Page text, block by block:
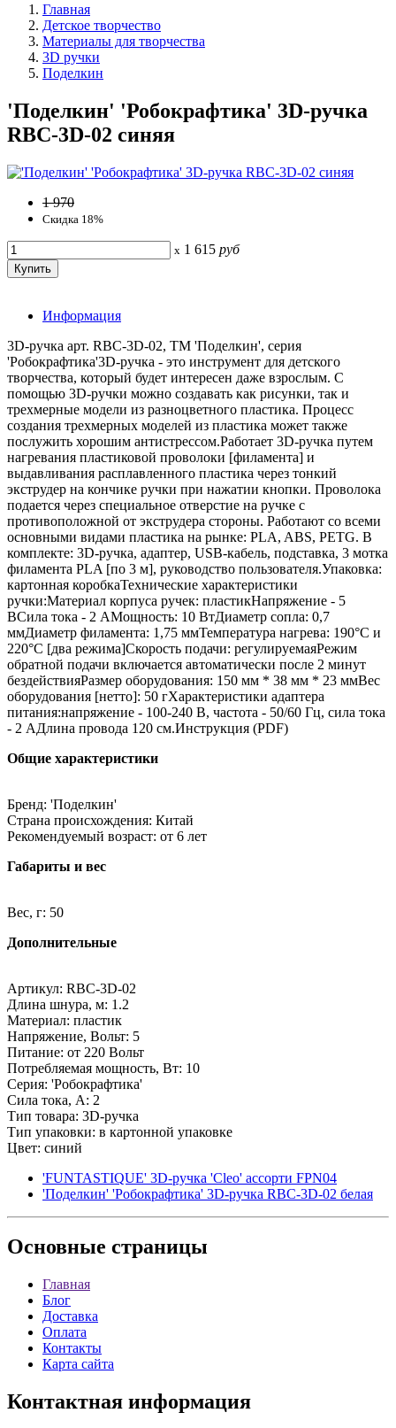
Главная
Детское творчество
Материалы для творчества
3D ручки
Поделкин
'Поделкин' 'Робокрафтика' 3D-ручка
RBC-3D-02 синяя
1 970
Скидка 18%
x 1 615 руб
Информация
3D-ручка арт. RBC-3D-02, ТМ 'Поделкин', серия
'Робокрафтика'3D-ручка - это инструмент для детского
творчества, который будет интересен даже взрослым. С
помощью 3D-ручки можно создавать как рисунки, так и
трехмерные модели из разноцветного пластика. Процесс
создания трехмерных моделей из пластика может также
послужить хорошим антистрессом.Работает 3D-ручка путем
нагревания пластиковой проволоки [филамента] и
выдавливания расплавленного пластика через тонкий
экструдер на кончике ручки при нажатии кнопки. Проволока
подается через специальное отверстие на ручке с
противоположной от экструдера стороны. Работают со всеми
основными видами пластика на рынке: PLA, ABS, PETG. В
комплекте: 3D-ручка, адаптер, USB-кабель, подставка, 3 мотка
филамента PLA [по 3 м], руководство пользователя.Упаковка:
картонная коробкаТехнические характеристики
ручки:Материал корпуса ручек: пластикНапряжение - 5
ВСила тока - 2 АМощность: 10 ВтДиаметр сопла: 0,7
ммДиаметр филамента: 1,75 ммТемпература нагрева: 190°C и
220°C [два режима]Скорость подачи: регулируемаяРежим
обратной подачи включается автоматически после 2 минут
бездействияРазмер оборудования: 150 мм * 38 мм * 23 ммВес
оборудования [нетто]: 50 гХарактеристики адаптера
питания:напряжение - 100-240 В, частота - 50/60 Гц, сила тока
- 2 АДлина провода 120 см.Инструкция (PDF)
Общие характеристики
Бренд: 'Поделкин'
Страна происхождения: Китай
Рекомендуемый возраст: от 6 лет
Габариты и вес
Вес, г: 50
Дополнительные
Артикул: RBC-3D-02
Длина шнура, м: 1.2
Материал: пластик
Напряжение, Вольт: 5
Питание: от 220 Вольт
Потребляемая мощность, Вт: 10
Серия: 'Робокрафтика'
Сила тока, А: 2
Тип товара: 3D-ручка
Тип упаковки: в картонной упаковке
Цвет: синий
'FUNTASTIQUE' 3D-ручка 'Cleo' ассорти FPN04
'Поделкин' 'Робокрафтика' 3D-ручка RBC-3D-02 белая
Основные страницы
Главная
Блог
Доставка
Оплата
Контакты
Карта сайта
Контактная информация